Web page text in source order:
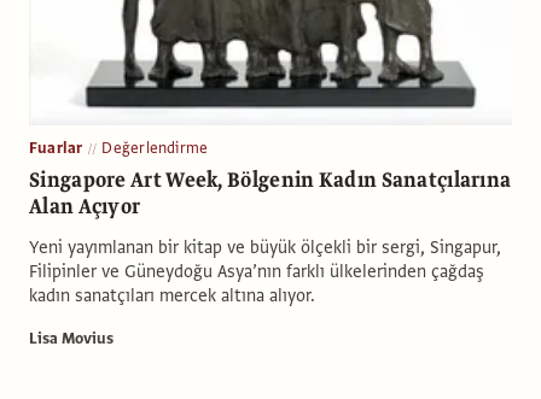
Fuarlar Değerlendirme
Singapore Art Week, Bölgenin Kadın Sanatçılarına
Alan Açıyor
Yeni yayımlanan bir kitap ve büyük ölçekli bir sergi, Singapur,
Filipinler ve Güneydoğu Asya’nın farklı ülkelerinden çağdaş
kadın sanatçıları mercek altına alıyor.
Lisa Movius